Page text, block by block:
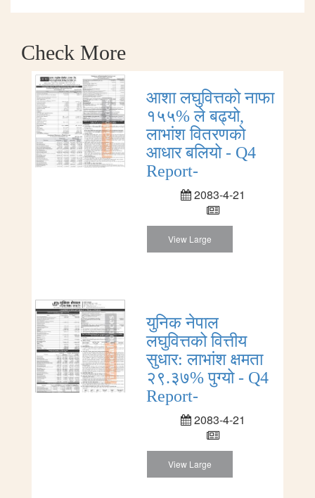
Check More
आशा लघुवित्तको नाफा
१५५% ले बढ्यो,
लाभांश वितरणको
आधार बलियो - Q4
Report-
2083-4-21
View Large
युनिक नेपाल
लघुवित्तको वित्तीय
सुधार: लाभांश क्षमता
२९.३७% पुग्यो - Q4
Report-
2083-4-21
View Large